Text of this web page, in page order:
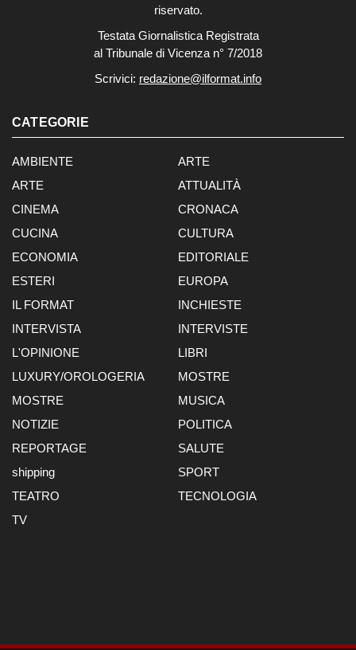
riservato.
Testata Giornalistica Registrata
al Tribunale di Vicenza n° 7/2018
Scrivici: redazione@ilformat.info
CATEGORIE
AMBIENTE
ARTE
ARTE
ATTUALITÀ
CINEMA
CRONACA
CUCINA
CULTURA
ECONOMIA
EDITORIALE
ESTERI
EUROPA
IL FORMAT
INCHIESTE
INTERVISTA
INTERVISTE
L'OPINIONE
LIBRI
LUXURY/OROLOGERIA
MOSTRE
MOSTRE
MUSICA
NOTIZIE
POLITICA
REPORTAGE
SALUTE
shipping
SPORT
TEATRO
TECNOLOGIA
TV